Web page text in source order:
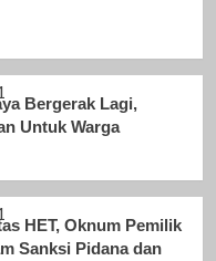
Bergerak Lagi,
Untuk Warga
HET, Oknum Pemilik
Sanksi Pidana dan